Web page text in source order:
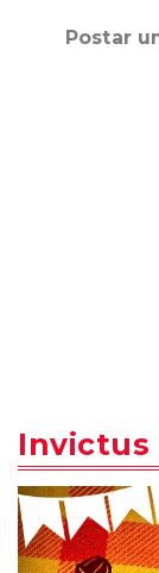
Postar
Invictus